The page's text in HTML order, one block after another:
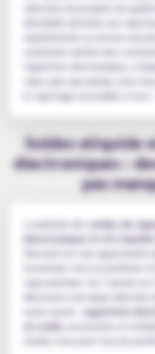
sélection de produits de
souhaitent arrêter leur
Cigarettes électroniques, e-
vape, plus que jamais, nous
le vapotage accessible à tous !
Soldes eliquide
électroniques :
pas
La période des
soldes de
électroniques et d’e-liquides
Discount est une opportunité
économies tout en profitant
vape premium. Du 7 janvier au
découvrez une large sélection
cigarettes
en solde
rendez-vous pour tous les